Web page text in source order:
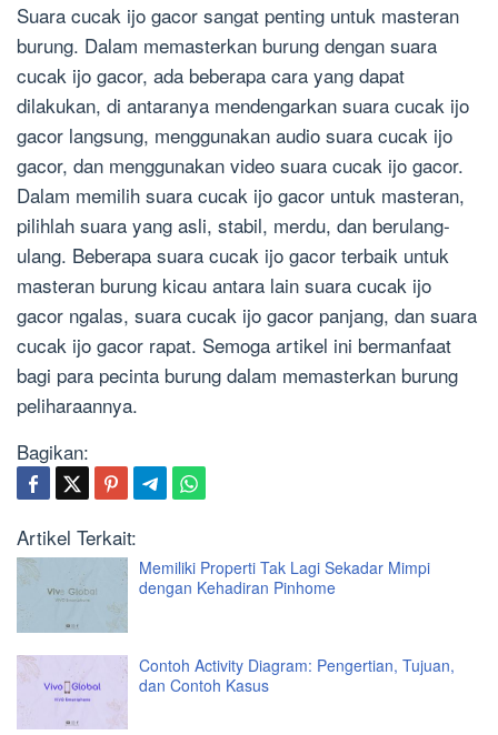
Suara cucak ijo gacor sangat penting untuk masteran
burung. Dalam memasterkan burung dengan suara
cucak ijo gacor, ada beberapa cara yang dapat
dilakukan, di antaranya mendengarkan suara cucak ijo
gacor langsung, menggunakan audio suara cucak ijo
gacor, dan menggunakan video suara cucak ijo gacor.
Dalam memilih suara cucak ijo gacor untuk masteran,
pilihlah suara yang asli, stabil, merdu, dan berulang-
ulang. Beberapa suara cucak ijo gacor terbaik untuk
masteran burung kicau antara lain suara cucak ijo
gacor ngalas, suara cucak ijo gacor panjang, dan suara
cucak ijo gacor rapat. Semoga artikel ini bermanfaat
bagi para pecinta burung dalam memasterkan burung
peliharaannya.
Bagikan:
Artikel Terkait:
Memiliki Properti Tak Lagi Sekadar Mimpi
dengan Kehadiran Pinhome
Contoh Activity Diagram: Pengertian, Tujuan,
dan Contoh Kasus